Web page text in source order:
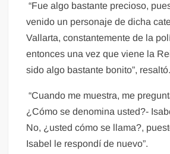
“Fue algo bastante precioso,
venido un personaje de dicha
Vallarta, constantemente de la
entonces una vez que viene la
sido algo bastante bonito”, resaltó.
“Cuando me muestra, me
¿Cómo se denomina usted?-
No, ¿usted cómo se llama?,
Isabel le respondí de nuevo”.